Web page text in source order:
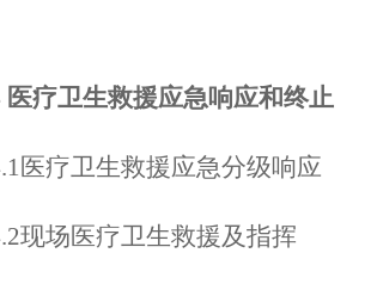
医疗卫生救援应急响应和终止
医疗卫生救援应急分级响应
现场医疗卫生救援及指挥